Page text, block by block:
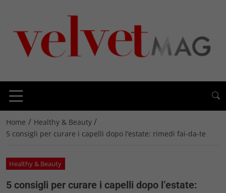
Home / Healthy & Beauty /
5 consigli per curare i capelli dopo l’estate: rimedi fai-da-te
Healthy & Beauty
5 consigli per curare i capelli dopo l’estate: